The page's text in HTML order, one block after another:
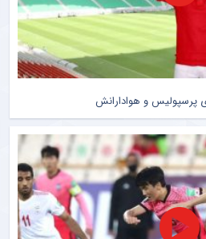
پرسپولیس و هوادارانش